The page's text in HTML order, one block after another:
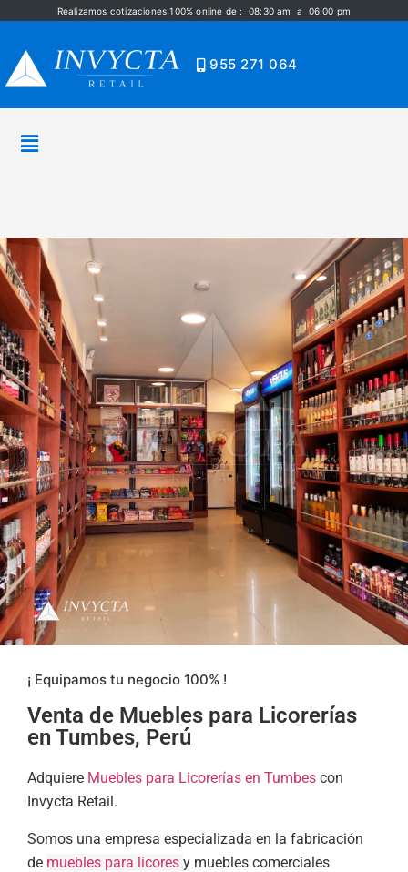
Realizamos cotizaciones 100% online de : 08:30 am a 06:00 pm
955 271 064
¡ Equipamos tu negocio 100% !
Venta de Muebles para Licorerías
en Tumbes, Perú
Adquiere Muebles para Licorerías en Tumbes con
Invycta Retail.
Somos una empresa especializada en la fabricación
de muebles para licores y muebles comerciales